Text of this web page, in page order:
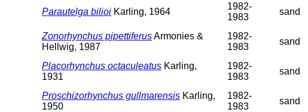
Parautelga bilioi Karling, 1964
1982-
1983
sand
Zonorhynchus pipettiferusArmonies &
Hellwig, 1987
1982-
1983
sand
Placorhynchus octaculeatus Karling,
1931
1982-
1983
sand
Proschizorhynchus gullmarensis Karling,
1950
1982-
1983
sand